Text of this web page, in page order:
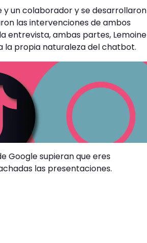
un colaborador y se desarrollaron
las intervenciones de ambos
entrevista, ambas partes, Lemoine
la propia naturaleza del chatbot.
Google supieran que eres
las presentaciones.